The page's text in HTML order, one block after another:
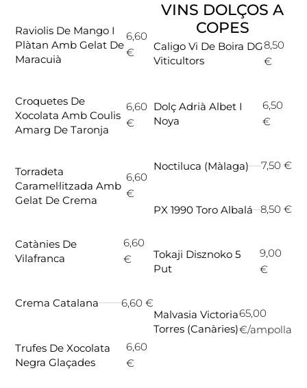
Raviolis De Mango I
Plàtan Amb Gelat De
Maracuià
6,60
€
Croquetes De
Xocolata Amb Coulis
Amarg De Taronja
6,60
€
Torradeta
Caramel·litzada Amb
Gelat De Crema
6,60
€
Catànies De
Vilafranca
6,60
€
Crema Catalana 6,60 €
Trufes De Xocolata
Negra Glaçades
6,60
€
VINS DOLÇOS A
COPES
Caligo Vi De Boira DG
Viticultors
8,50
€
Dolç Adrià Albet I
Noya
6,50
€
Noctiluca (Màlaga) 7,50 €
PX 1990 Toro Albalá 8,50 €
Tokaji Disznoko 5
Put
9,00
€
Malvasia Victoria
Torres (Canàries)
65,00
€/ampolla